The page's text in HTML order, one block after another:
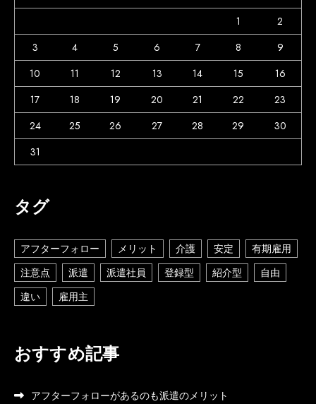
1
2
3
4 5 6 7 8
9
10
11 12 13 14 15
16
17
18 19 20 21 22
23
24
25 26 27 28 29
30
31
タグ
アフターフォロー メリット 介護 安定
有期雇用
注意点
派遣 派遣社員 登録型 紹介型
自由
違い
雇用主
おすすめ記事
アフターフォローがあるのも派遣のメリット